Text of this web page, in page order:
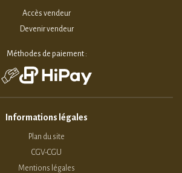
Accès vendeur
Devenir vendeur
Méthodes de paiement :
Informations légales
Plan du site
CGV-CGU
Mentions légales